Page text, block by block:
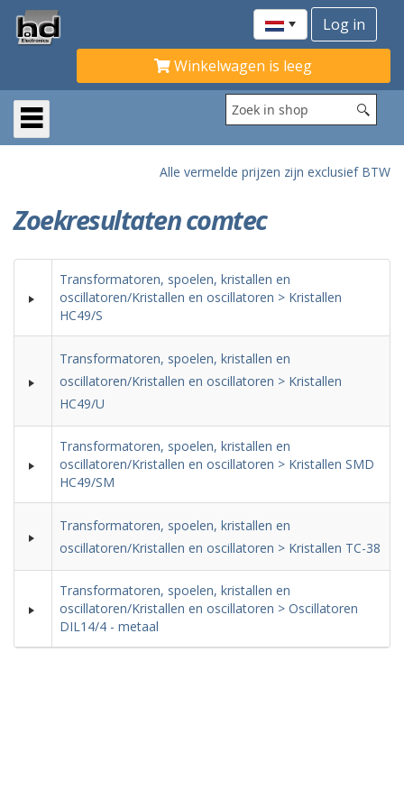
Winkelwagen is leeg
Alle vermelde prijzen zijn exclusief BTW
Zoekresultaten comtec
Transformatoren, spoelen, kristallen en
oscillatoren/Kristallen en oscillatoren > Kristallen
HC49/S
Transformatoren, spoelen, kristallen en
oscillatoren/Kristallen en oscillatoren > Kristallen
HC49/U
Transformatoren, spoelen, kristallen en
oscillatoren/Kristallen en oscillatoren > Kristallen SMD
HC49/SM
Transformatoren, spoelen, kristallen en
oscillatoren/Kristallen en oscillatoren > Kristallen TC-38
Transformatoren, spoelen, kristallen en
oscillatoren/Kristallen en oscillatoren > Oscillatoren
DIL14/4 - metaal